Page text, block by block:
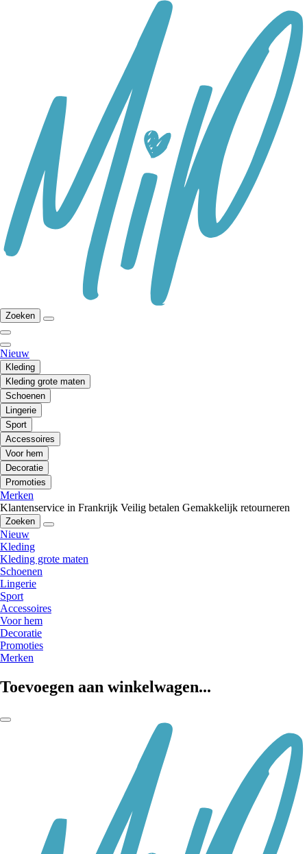
Zoeken
Nieuw
Kleding
Kleding grote maten
Schoenen
Lingerie
Sport
Accessoires
Voor hem
Decoratie
Promoties
Merken
Klantenservice in Frankrijk Veilig betalen Gemakkelijk retourneren
Zoeken
Nieuw
Kleding
Kleding grote maten
Schoenen
Lingerie
Sport
Accessoires
Voor hem
Decoratie
Promoties
Merken
Toevoegen aan winkelwagen...